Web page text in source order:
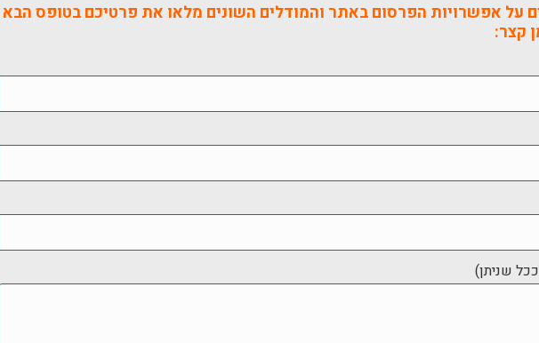
על אפשרויות הפרסום באתר והמודלים השונים מלאו את פרטיכם בטופס הבא
קצר:
שניתן)